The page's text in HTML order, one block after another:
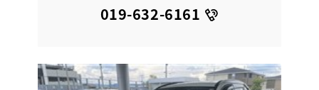
019-632-6161